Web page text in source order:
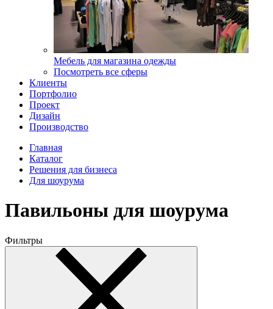
Мебель для магазина одежды
Посмотреть все сферы
Клиенты
Портфолио
Проект
Дизайн
Производство
Главная
Каталог
Решения для бизнеса
Для шоурума
Павильоны для шоурума
Фильтры